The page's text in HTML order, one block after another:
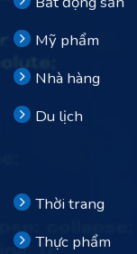
Mỹ phẩm
Nhà hàng
Du lịch
Thời trang
Thực phẩm